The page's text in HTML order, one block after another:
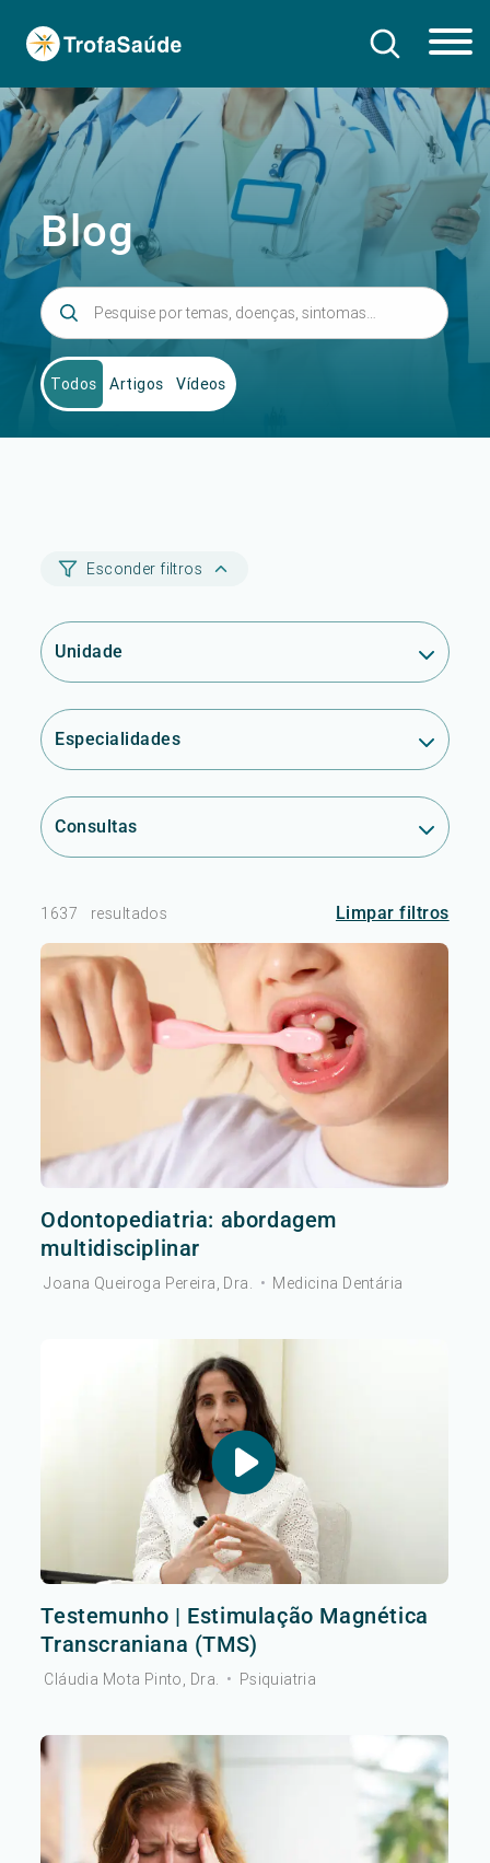
Blog
Todos Artigos Vídeos
Esconder filtros
Unidade
Especialidades
Consultas
1637 resultados Limpar filtros
Odontopediatria: abordagem
multidisciplinar
Joana Queiroga Pereira, Dra. • Medicina Dentária
Testemunho | Estimulação Magnética
Transcraniana (TMS)
Cláudia Mota Pinto, Dra. • Psiquiatria